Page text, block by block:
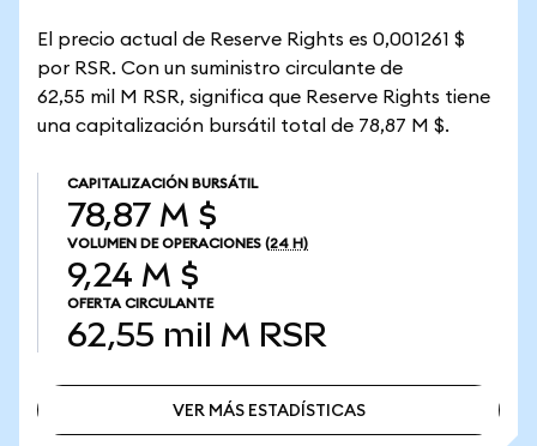
El precio actual de Reserve Rights es 0,001261 $
por RSR. Con un suministro circulante de
62,55 mil M RSR, significa que Reserve Rights tiene
una capitalización bursátil total de 78,87 M $.
CAPITALIZACIÓN BURSÁTIL
78,87 M $
VOLUMEN DE OPERACIONES (24 H)
9,24 M $
OFERTA CIRCULANTE
62,55 mil M RSR
VER MÁS ESTADÍSTICAS